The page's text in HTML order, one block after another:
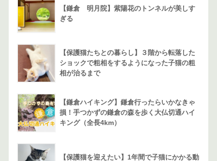
【鎌倉 明月院】紫陽花のトンネルが美しす
ぎる
【保護猫たちとの暮らし】３階から転落した
ショックで粗相をするようになった子猫の粗
相が治るまで
【鎌倉ハイキング】鎌倉行ったらいかなきゃ
損！手つかずの鎌倉の森を歩く大仏切通ハイ
キング（全長4km）
【保護猫を迎えたい】1年間で子猫にかかる動